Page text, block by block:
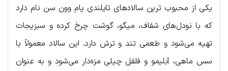
یکی از محبوب ترین سالاد‌های تایلندی یام وون سن نام دارد
که با نودل‌های شفاف، میگو، گوشت چرخ کرده و سبزیجات
تهیه می‌شود و طعمی تند و ترش دارد. این سالاد معمولاً با
سس ماهی، آبلیمو و فلفل چیلی مزه‌دار می‌شود و به عنوان